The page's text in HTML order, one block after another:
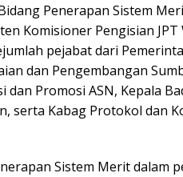
Penerapan Sistem
Komisioner Pengisian JPT
pejabat dari
dan Pengembangan
Promosi ASN, Kepala
serta Kabag Protokol dan
Sistem Merit dalam